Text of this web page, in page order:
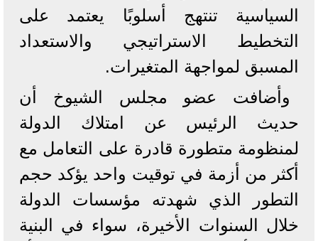
السياسية تنتهج أسلوبًا يعتمد على
التخطيط الاستراتيجي والاستعداد
المسبق لمواجهة المتغيرات.
وأضافت عضو مجلس الشيوخ أن
حديث الرئيس عن امتلاك الدولة
لمنظومة متطورة قادرة على التعامل مع
أكثر من أزمة في توقيت واحد يؤكد حجم
التطور الذي شهدته مؤسسات الدولة
خلال السنوات الأخيرة، سواء في البنية